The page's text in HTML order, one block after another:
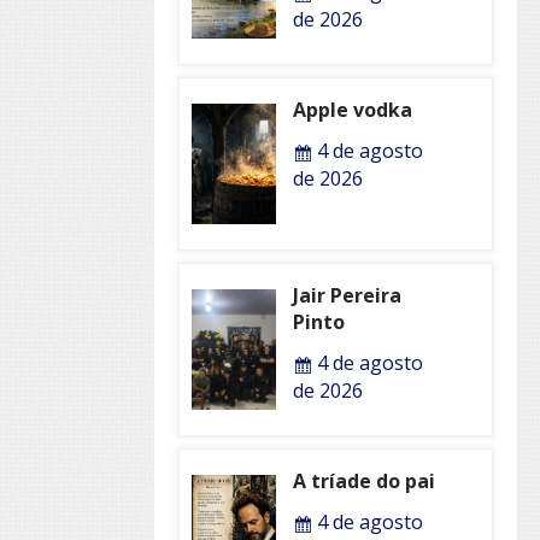
de 2026
Apple vodka
4 de agosto
de 2026
Jair Pereira
Pinto
4 de agosto
de 2026
A tríade do pai
4 de agosto